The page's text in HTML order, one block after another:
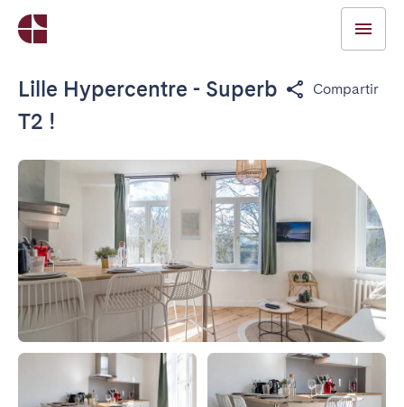
Lille Hypercentre - Superb
T2 !
Compartir